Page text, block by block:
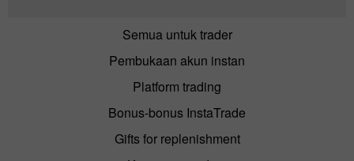
Semua untuk trader
Pembukaan akun instan
Platform trading
Bonus-bonus InstaTrade
Gifts for replenishment